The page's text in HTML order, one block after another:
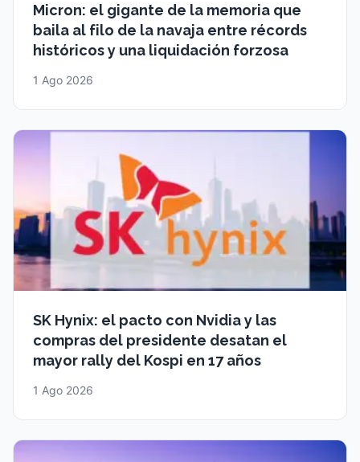
Micron: el gigante de la memoria que
baila al filo de la navaja entre récords
históricos y una liquidación forzosa
1 Ago 2026
SK Hynix: el pacto con Nvidia y las
compras del presidente desatan el
mayor rally del Kospi en 17 años
1 Ago 2026